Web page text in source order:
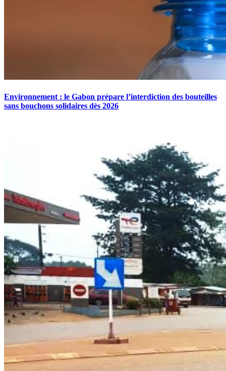
Environnement : le Gabon prépare l’interdiction des bouteilles
sans bouchons solidaires dès 2026